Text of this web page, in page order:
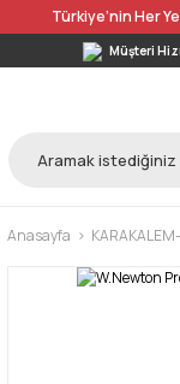
Türkiye’nin Her
Müşteri
Anasayfa